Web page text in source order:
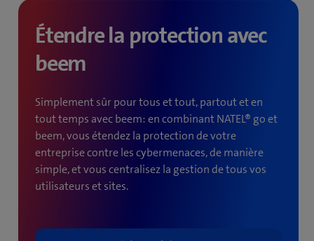
Étendre la protection avec
beem
Simplement sûr pour tous et tout, partout et en
tout temps avec beem: en combinant NATEL® go et
beem, vous étendez la protection de votre
entreprise contre les cybermenaces, de manière
simple, et vous centralisez la gestion de tous vos
utilisateurs et sites.